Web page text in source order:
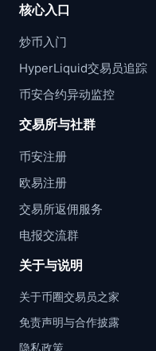
核心入口
炒币入门
HyperLiquid交易员追踪
币安合约异动监控
交易所与社群
币安注册
欧易注册
交易所返佣服务
电报交流群
关于与说明
关于币圈交易员之家
免责声明与合作披露
隐私政策